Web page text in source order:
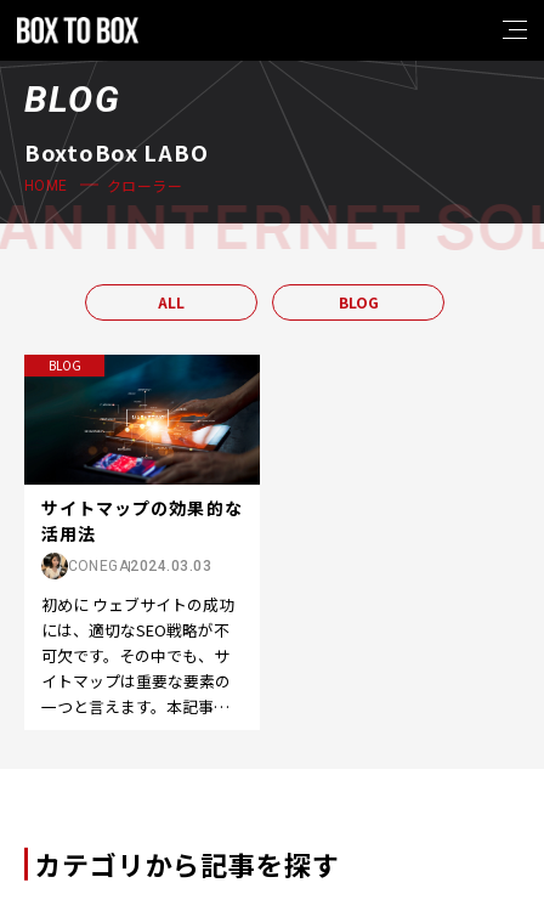
BLOG
BoxtoBox LABO
HOME クローラー
INTERNET
ALL BLOG
BLOG
サイトマップの効果的な
活用法
CONEGA2024.03.03
初めに ウェブサイトの成功
には、適切なSEO戦略が不
可欠です。その中でも、サ
イトマップは重要な要素の
一つと言えます。本記事で
カテゴリから記事を探す